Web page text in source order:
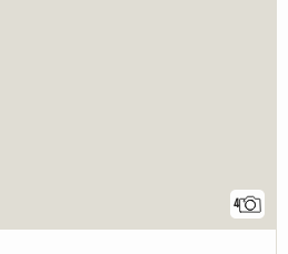
4